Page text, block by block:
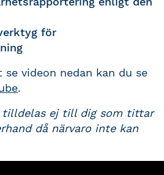
för
videon nedan kan du se
.
ej till dig som tittar
då närvaro inte kan